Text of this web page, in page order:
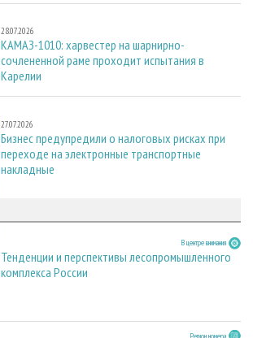
28.07.2026
КАМАЗ-1010: харвестер на шарнирно-
сочлененной раме проходит испытания в
Карелии
27.07.2026
Бизнес предупредили о налоговых рисках при
переходе на электронные транспортные
накладные
В центре внимания
Тенденции и перспективы лесопромышленного
комплекса России
Регион номера